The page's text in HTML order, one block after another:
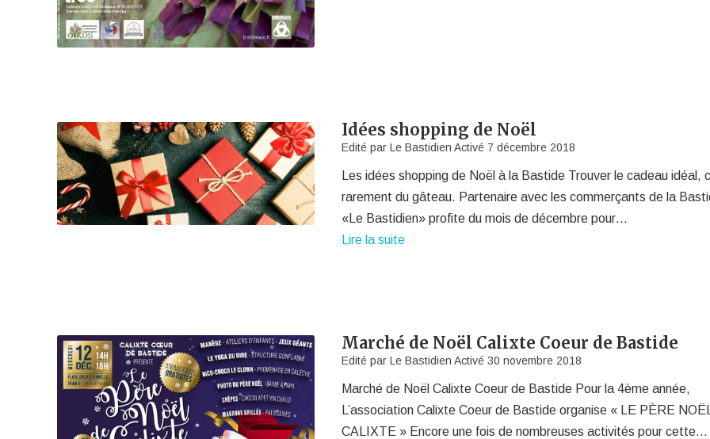
Idées shopping de Noël
Edité parLe Bastidien Activé 7 décembre 2018
Les idées shopping de Noël à la Bastide Trouver le cadeau idéal,
rarement du gâteau. Partenaire avec les commerçants de la
«Le Bastidien» profite du mois de décembre pour…
Lire la suite
Marché de Noël Calixte Coeur de Bastide
Edité parLe Bastidien Activé30 novembre 2018
Marché de Noël Calixte Coeur de Bastide Pour la 4ème année,
L’association Calixte Coeur de Bastide organise « LE PÈRE
CALIXTE » Encore une fois de nombreuses activités pour cette…